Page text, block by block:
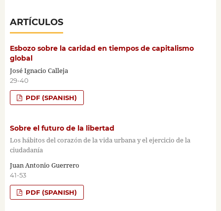
ARTÍCULOS
Esbozo sobre la caridad en tiempos de capitalismo
global
José Ignacio Calleja
29-40
PDF (SPANISH)
Sobre el futuro de la libertad
Los hábitos del corazón de la vida urbana y el ejercicio de la
ciudadanía
Juan Antonio Guerrero
41-53
PDF (SPANISH)